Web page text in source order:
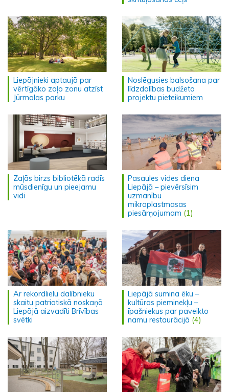
Liepājnieki aptaujā par
vērtīgāko zaļo zonu atzīst
Jūrmalas parku
Noslēgusies balsošana par
līdzdalības budžeta
projektu pieteikumiem
Zaļās birzs bibliotēkā radīs
mūsdienīgu un pieejamu
vidi
Pasaules vides diena
Liepājā – pievērsīsim
uzmanību
mikroplastmasas
piesārņojumam (1)
Ar rekordlielu dalībnieku
skaitu patriotiskā noskaņā
Liepājā aizvadīti Brīvības
svētki
Liepājā sumina ēku –
kultūras pieminekļu –
īpašniekus par paveikto
namu restaurācijā (4)